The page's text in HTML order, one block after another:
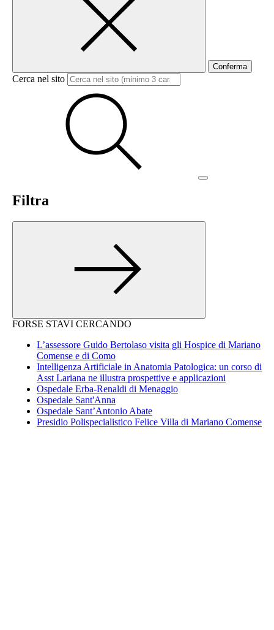
Conferma
Cerca nel sito
Filtra
FORSE STAVI CERCANDO
L’assessore Guido Bertolaso visita gli Hospice di Mariano
Comense e di Como
Intelligenza Artificiale in Anatomia Patologica: un corso di
Asst Lariana ne illustra prospettive e applicazioni
Ospedale Erba-Renaldi di Menaggio
Ospedale Sant'Anna
Ospedale Sant’Antonio Abate
Presidio Polispecialistico Felice Villa di Mariano Comense